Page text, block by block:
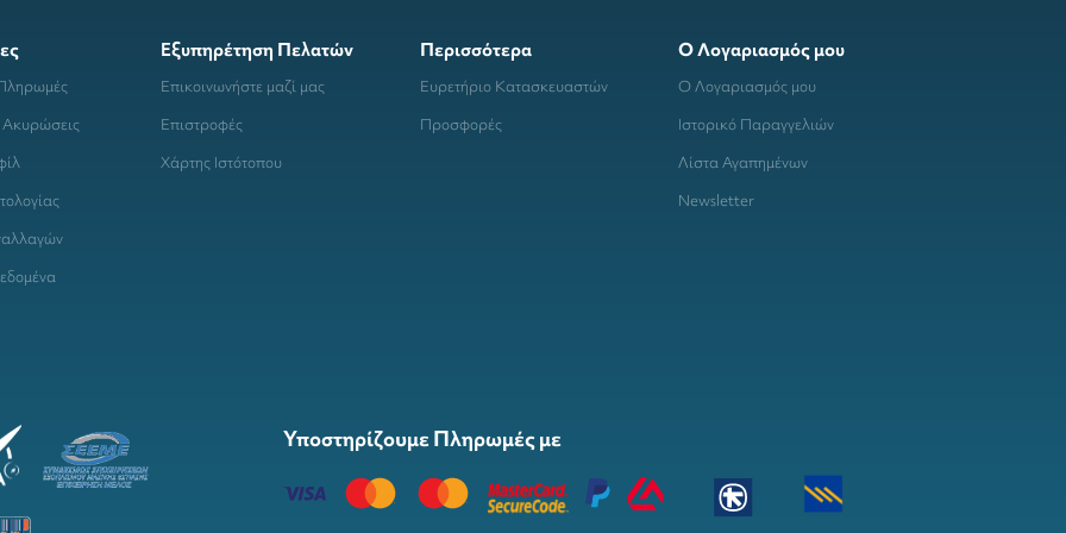
Ακυρώσεις
Εξυπηρέτηση Πελατών
Επικοινωνήστε μαζί μας
Επιστροφές
Χάρτης Ιστότοπου
Περισσότερα
Ευρετήριο Κατασκευαστών
Προσφορές
Ο Λογαριασμός μου
Ο Λογαριασμός μου
Ιστορικό Παραγγελιών
Λίστα Αγαπημένων
Newsletter
Υποστηρίζουμε Πληρωμές με